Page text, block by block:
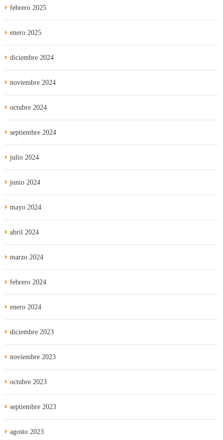
febrero 2025
enero 2025
diciembre 2024
noviembre 2024
octubre 2024
septiembre 2024
julio 2024
junio 2024
mayo 2024
abril 2024
marzo 2024
febrero 2024
enero 2024
diciembre 2023
noviembre 2023
octubre 2023
septiembre 2023
agosto 2023